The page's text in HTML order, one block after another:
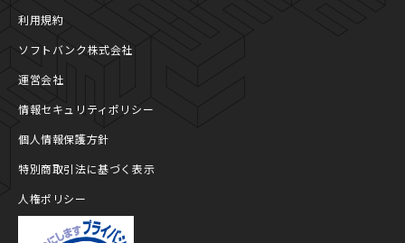
利用規約
ソフトバンク株式会社
運営会社
情報セキュリティポリシー
個人情報保護方針
特別商取引法に基づく表示
人権ポリシー